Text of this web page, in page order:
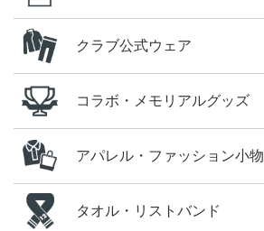
クラブ公式ウェア
コラボ・メモリアルグッズ
アパレル・ファッション小物
タオル・リストバンド